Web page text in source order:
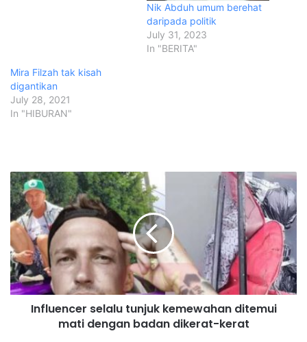
Nik Abduh umum berehat
daripada politik
July 31, 2023
In "BERITA"
Mira Filzah tak kisah
digantikan
July 28, 2021
In "HIBURAN"
I
n
f
l
e
n
c
e
Influencer selalu tunjuk kemewahan ditemui
mati dengan badan dikerat-kerat